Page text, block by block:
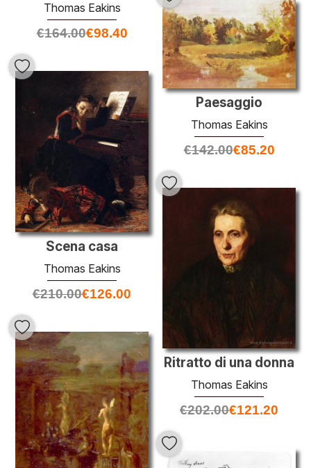
Thomas Eakins
€164.00€98.40
Paesaggio
Thomas Eakins
€142.00€85.20
Scena casa
Thomas Eakins
€210.00€126.00
Ritratto di una donna
Thomas Eakins
€202.00€121.20